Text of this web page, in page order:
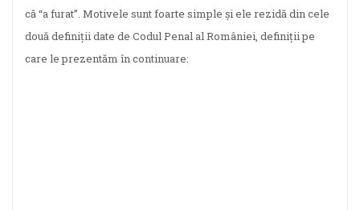
că “a furat”. Motivele sunt foarte simple și ele rezidă din cele
două definiții date de Codul Penal al României, definiții pe
care le prezentăm în continuare: